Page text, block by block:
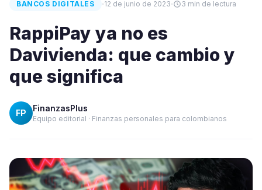
BANCOS DIGITALES ·12 de junio de 2023· 3 min de lectura
RappiPay ya no es
Davivienda: que cambio y
que significa
FP FinanzasPlus
Equipo editorial · Finanzas personales para colombianos